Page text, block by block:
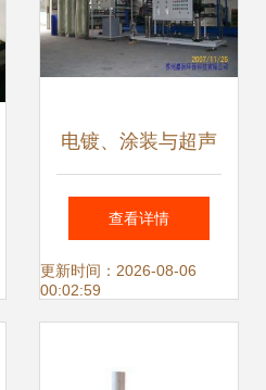
电镀、涂装与超声
波清洗行业纯水设
备 自动化机械化解
查看详情
更新时间：2026-08-06
00:02:59